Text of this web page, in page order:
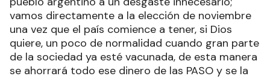
vamos directamente a la elección de noviembre
una vez que el país comience a tener, si Dios
quiere, un poco de normalidad cuando gran parte
de la sociedad ya esté vacunada, de esta manera
se ahorrará todo ese dinero de las PASO y se la